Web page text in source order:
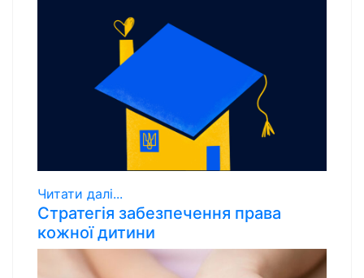
Читати далі...
Стратегія забезпечення права
кожної дитини